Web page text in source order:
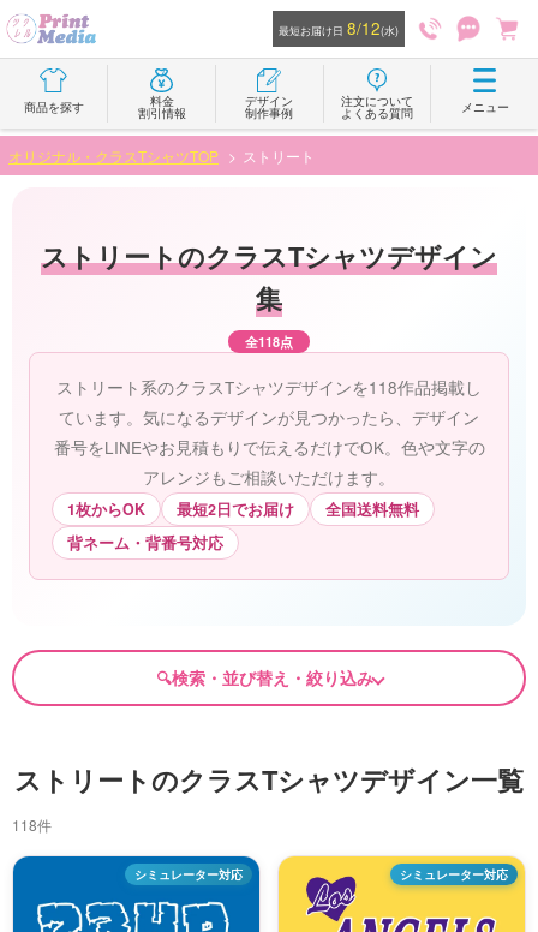
最短お届け日 8/12(水)
商品を探す 料金
割引情報
デザイン
制作事例
注文について
よくある質問 メニュー
オリジナル・クラスTシャツTOP ストリート
ストリートのクラスTシャツデザイン
集
全118点
ストリート系のクラスTシャツデザインを118作品掲載し
ています。気になるデザインが見つかったら、デザイン
番号をLINEやお見積もりで伝えるだけでOK。色や文字の
アレンジもご相談いただけます。
1枚からOK 最短2日でお届け
全国送料無料
背ネーム・背番号対応
検索・並び替え・絞り込み
ストリートのクラスTシャツデザイン一覧
118件
シミュレーター対応 シミュレーター対応